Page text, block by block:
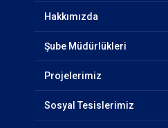
Hakkımızda
Şube Müdürlükleri
Projelerimiz
Sosyal Tesislerimiz